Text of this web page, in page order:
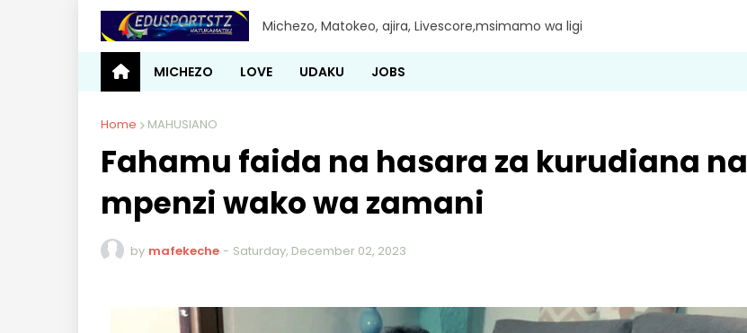
Michezo, Matokeo, ajira, Livescore,msimamo wa ligi
MICHEZO LOVE UDAKU JOBS
Home MAHUSIANO
Fahamu faida na hasara za kurudiana na
mpenzi wako wa zamani
by mafekeche - Saturday, December 02, 2023